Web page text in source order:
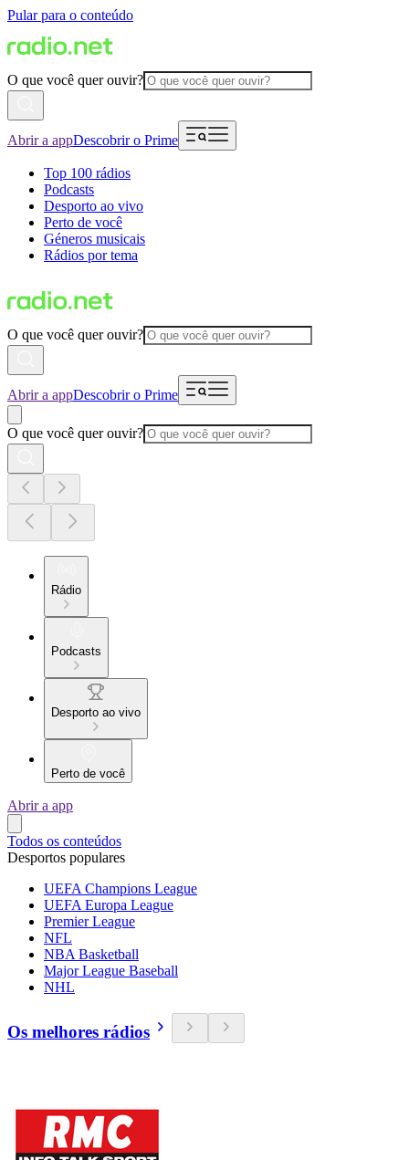
Pular para o conteúdo
O que você quer ouvir?
Abrir a appDescobrir o Prime
Top 100 rádios
Podcasts
Desporto ao vivo
Perto de você
Géneros musicais
Rádios por tema
O que você quer ouvir?
Abrir a appDescobrir o Prime
O que você quer ouvir?
Rádio
Podcasts
Desporto ao vivo
Perto de você
Abrir a app
Todos os conteúdos
Desportos populares
UEFA Champions League
UEFA Europa League
Premier League
NFL
NBA Basketball
Major League Baseball
NHL
Os melhores rádios